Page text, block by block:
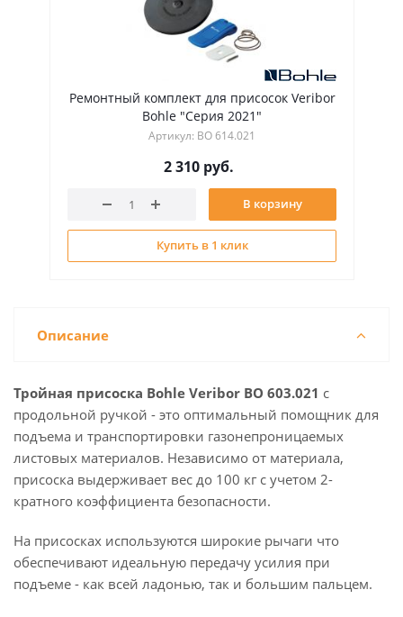
Ремонтный комплект для присосок Veribor
Bohle "Серия 2021"
Артикул: BO 614.021
2 310 руб.
В корзину
Купить в 1 клик
Описание
Тройная присоска Bohle Veribor BO 603.021 с
продольной ручкой - это оптимальный помощник для
подъема и транспортировки газонепроницаемых
листовых материалов. Независимо от материала,
присоска выдерживает вес до 100 кг с учетом 2-
кратного коэффициента безопасности.
На присосках используются широкие рычаги что
обеспечивают идеальную передачу усилия при
подъеме - как всей ладонью, так и большим пальцем.